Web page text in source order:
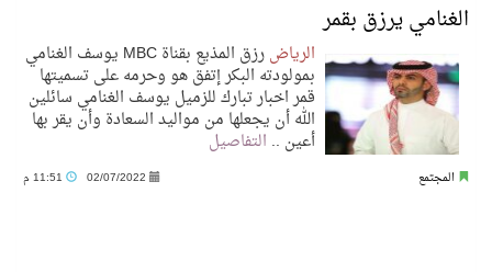
الغنامي يرزق بقمر
الرياض رزق المذيع بقناة MBC يوسف الغنامي
بمولودته البكر إتفق هو وحرمه على تسميتها
قمر اخبار تبارك للزميل يوسف الغنامي سائلين
الله أن يجعلها من مواليد السعادة وأن يقر بها
أعين .. التفاصيل
المجتمع 02/07/2022